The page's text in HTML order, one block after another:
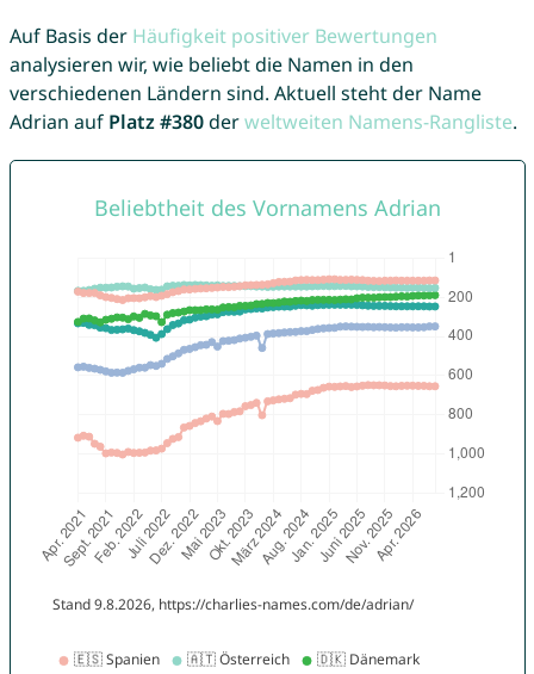
Auf Basis der Häufigkeit positiver Bewertungen
analysieren wir, wie beliebt die Namen in den
verschiedenen Ländern sind. Aktuell steht der Name
Adrian auf Platz #380derweltweiten Namens-Rangliste.